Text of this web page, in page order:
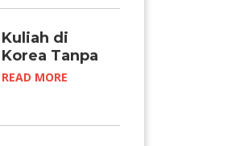
Sebelum
Makan
Bareng Orang
Kore
Kuliah di
Korea Tanpa
Bisa Bahasa
READ MORE